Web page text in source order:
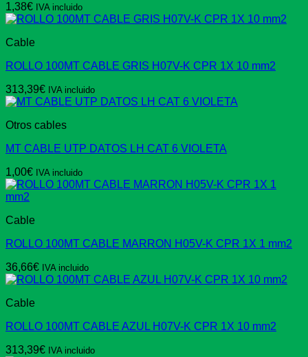
1,38€ IVA incluido
Cable
ROLLO 100MT CABLE GRIS H07V-K CPR 1X 10 mm2
313,39€ IVA incluido
Otros cables
MT CABLE UTP DATOS LH CAT 6 VIOLETA
1,00€ IVA incluido
Cable
ROLLO 100MT CABLE MARRON H05V-K CPR 1X 1 mm2
36,66€ IVA incluido
Cable
ROLLO 100MT CABLE AZUL H07V-K CPR 1X 10 mm2
313,39€ IVA incluido